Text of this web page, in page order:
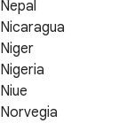
Nepal
Nicaragua
Niger
Nigeria
Niue
Norvegia